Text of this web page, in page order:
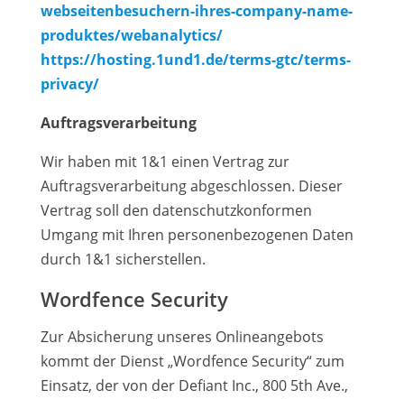
webseitenbesuchern-ihres-company-name-
produktes/webanalytics/
https://hosting.1und1.de/terms-gtc/terms-
privacy/
Auftragsverarbeitung
Wir haben mit 1&1 einen Vertrag zur
Auftragsverarbeitung abgeschlossen. Dieser
Vertrag soll den datenschutzkonformen
Umgang mit Ihren personenbezogenen Daten
durch 1&1 sicherstellen.
Wordfence Security
Zur Absicherung unseres Onlineangebots
kommt der Dienst „Wordfence Security“ zum
Einsatz, der von der Defiant Inc., 800 5th Ave.,